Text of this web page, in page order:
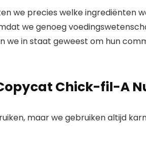
we precies welke ingrediënten
we genoeg
we in staat geweest om hun
Chick-fil-A
maar we gebruiken altijd